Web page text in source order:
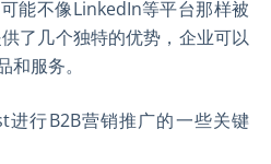
能不像LinkedIn等平台那样被
了几个独特的优势，企业可以
服务。
行B2B营销推广的一些关键